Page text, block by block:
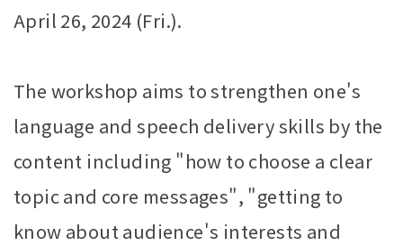
April 26, 2024 (Fri.).
The workshop aims to strengthen one's
language and speech delivery skills by the
content including "how to choose a clear
topic and core messages", "getting to
know about audience's interests and